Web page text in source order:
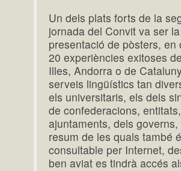
Un dels plats forts de la
jornada del Convit va ser la
presentació de pòsters, en
20 experiències exitoses
Illes, Andorra o de
serveis lingüístics tan
els universitaris, els dels
de confederacions, entitats,
ajuntaments, dels governs,
resum de les quals també
consultable per Internet,
ben aviat es tindrà accés